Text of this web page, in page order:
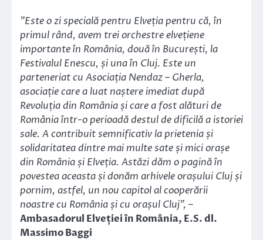
”Este o zi specială pentru Elveția pentru că, în
primul rând, avem trei orchestre elvețiene
importante în România, două în București, la
Festivalul Enescu, și una în Cluj. Este un
parteneriat cu Asociația Nendaz – Gherla,
asociație care a luat naștere imediat după
Revoluția din România și care a fost alături de
România într-o perioadă destul de dificilă a istoriei
sale. A contribuit semnificativ la prietenia și
solidaritatea dintre mai multe sate și mici orașe
din România și Elveția. Astăzi dăm o pagină în
povestea aceasta și donăm arhivele orașului Cluj și
pornim, astfel, un nou capitol al cooperării
noastre cu România și cu orașul Cluj”, –
Ambasadorul Elveției în România, E.S. dl.
Massimo Baggi